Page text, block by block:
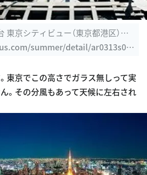
京シティビュー（東京都港区）｜
summer/detail/ar0313s05
東京でこの高さでガラス無しって実
。その分風もあって天候に左右され